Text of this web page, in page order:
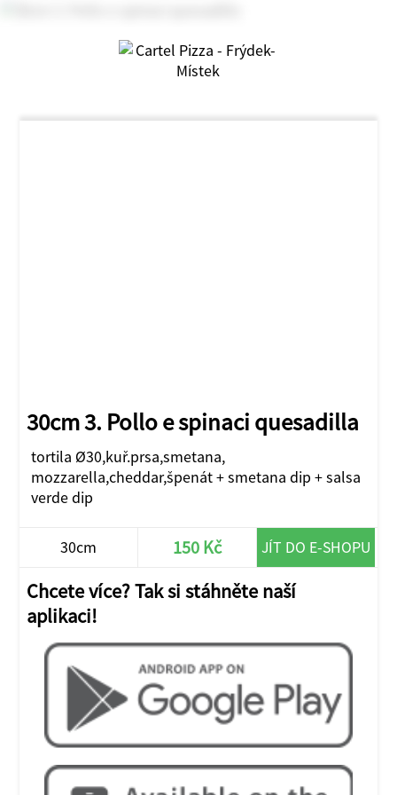
30cm 3. Pollo e spinaci quesadilla
tortila Ø30,kuř.prsa,smetana,
mozzarella,cheddar,špenát + smetana dip + salsa
verde dip
30cm 150 Kč JÍT DO E-SHOPU
Chcete více? Tak si stáhněte naší
aplikaci!